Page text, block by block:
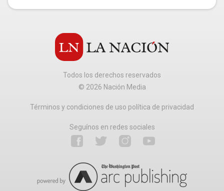
Todos los derechos reservados
© 2026 Nación Media
Términos y condiciones de uso política de privacidad
Seguínos en redes sociales